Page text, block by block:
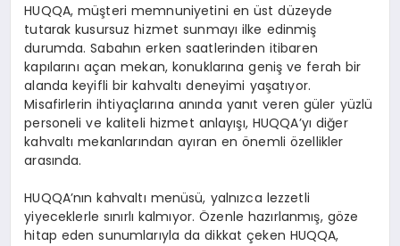
HUQQA, müşteri memnuniyetini en üst düzeyde
tutarak kusursuz hizmet sunmayı ilke edinmiş
durumda. Sabahın erken saatlerinden itibaren
kapılarını açan mekan, konuklarına geniş ve ferah bir
alanda keyifli bir kahvaltı deneyimi yaşatıyor.
Misafirlerin ihtiyaçlarına anında yanıt veren güler yüzlü
personeli ve kaliteli hizmet anlayışı, HUQQA’yı diğer
kahvaltı mekanlarından ayıran en önemli özellikler
arasında.
HUQQA’nın kahvaltı menüsü, yalnızca lezzetli
yiyeceklerle sınırlı kalmıyor. Özenle hazırlanmış, göze
hitap eden sunumlarıyla da dikkat çeken HUQQA,